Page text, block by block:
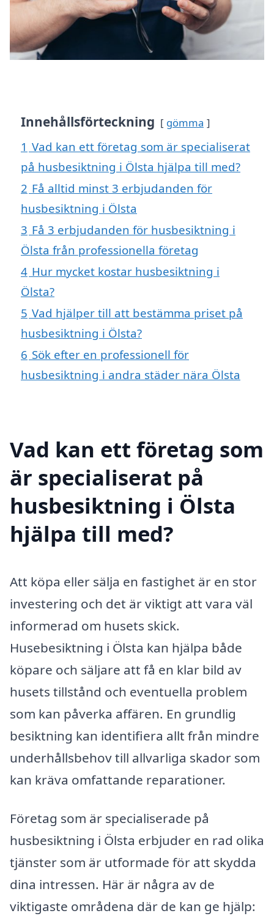
Innehållsförteckning gömma
1 Vad kan ett företag som är specialiserat
på husbesiktning i Ölsta hjälpa till med?
2 Få alltid minst 3 erbjudanden för
husbesiktning i Ölsta
3 Få 3 erbjudanden för husbesiktning i
Ölsta från professionella företag
4 Hur mycket kostar husbesiktning i
Ölsta?
5 Vad hjälper till att bestämma priset på
husbesiktning i Ölsta?
6 Sök efter en professionell för
husbesiktning i andra städer nära Ölsta
Vad kan ett företag som
är specialiserat på
husbesiktning i Ölsta
hjälpa till med?
Att köpa eller sälja en fastighet är en stor
investering och det är viktigt att vara väl
informerad om husets skick.
Husebesiktning i Ölsta kan hjälpa både
köpare och säljare att få en klar bild av
husets tillstånd och eventuella problem
som kan påverka affären. En grundlig
besiktning kan identifiera allt från mindre
underhållsbehov till allvarliga skador som
kan kräva omfattande reparationer.
Företag som är specialiserade på
husbesiktning i Ölsta erbjuder en rad olika
tjänster som är utformade för att skydda
dina intressen. Här är några av de
viktigaste områdena där de kan ge hjälp: